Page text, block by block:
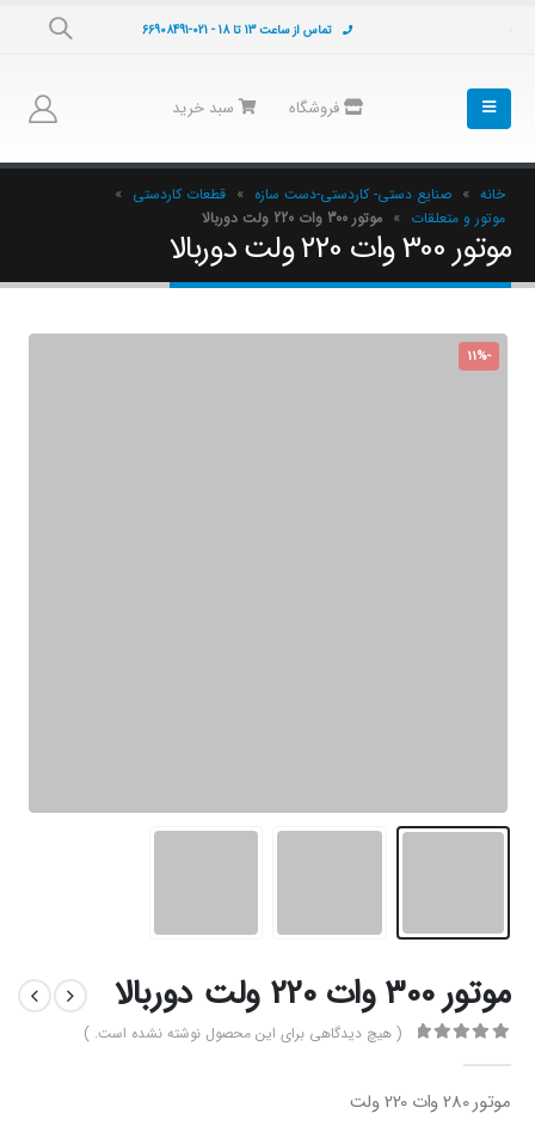
تماس از ساعت 13 تا 18 - 021-66908491
فروشگاه سبد خرید
خانه » صنایع دستی- کاردستی-دست سازه » قطعات کاردستی »
موتور و متعلقات » موتور 300 وات 220 ولت دوربالا
موتور 300 وات 220 ولت دوربالا
-11%
موتور 300 وات 220 ولت دوربالا
( هیچ دیدگاهی برای این محصول نوشته نشده است. )
موتور 280 وات 220 ولت